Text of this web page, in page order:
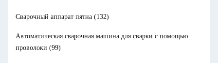
Сварочный аппарат пятна (132)
Автоматическая сварочная машина для сварки с помощью
проволоки (99)